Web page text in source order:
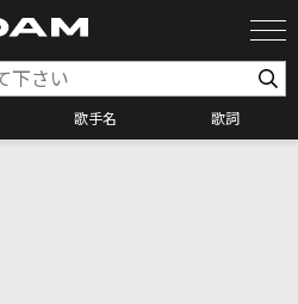
歌手名 歌詞